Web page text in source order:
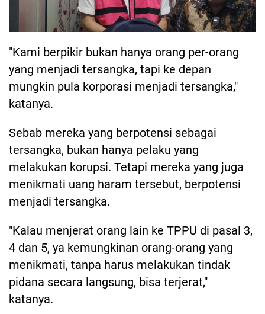
"Kami berpikir bukan hanya orang per-orang
yang menjadi tersangka, tapi ke depan
mungkin pula korporasi menjadi tersangka,"
katanya.
Sebab mereka yang berpotensi sebagai
tersangka, bukan hanya pelaku yang
melakukan korupsi. Tetapi mereka yang juga
menikmati uang haram tersebut, berpotensi
menjadi tersangka.
"Kalau menjerat orang lain ke TPPU di pasal 3,
4 dan 5, ya kemungkinan orang-orang yang
menikmati, tanpa harus melakukan tindak
pidana secara langsung, bisa terjerat,"
katanya.